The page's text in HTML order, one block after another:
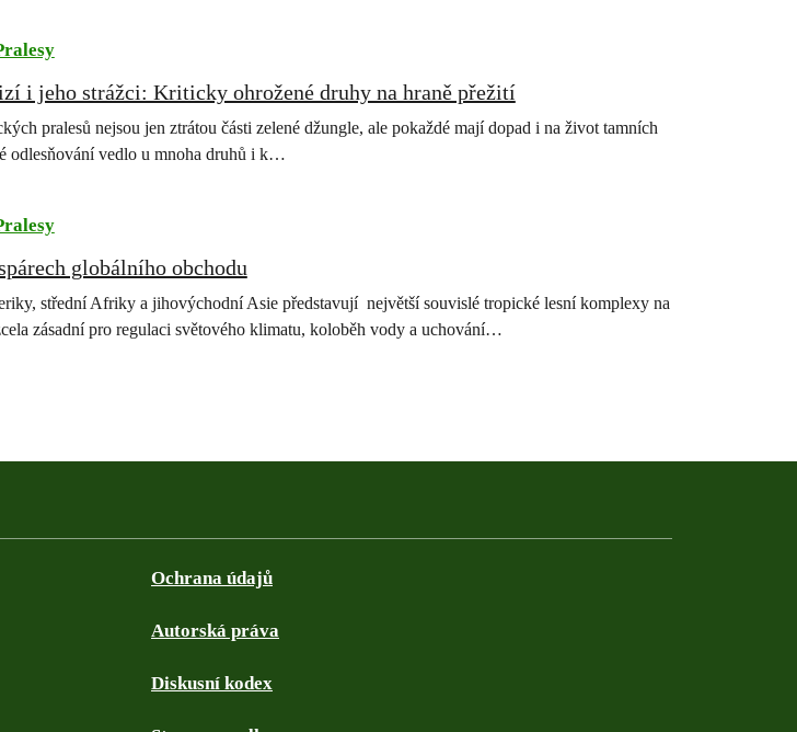
i jeho strážci: Kriticky ohrožené druhy na hraně přežití
pralesů nejsou jen ztrátou části zelené džungle, ale pokaždé mají dopad i na život tamních
odlesňování vedlo u mnoha druhů i k…
globálního obchodu
střední Afriky a jihovýchodní Asie představují největší souvislé tropické lesní komplexy na
zásadní pro regulaci světového klimatu, koloběh vody a uchování…
Ochrana údajů
Autorská práva
Diskusní kodex